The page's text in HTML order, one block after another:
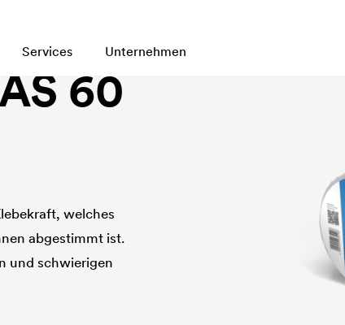
Services Unternehmen
60
welches
abgestimmt ist.
und schwierigen